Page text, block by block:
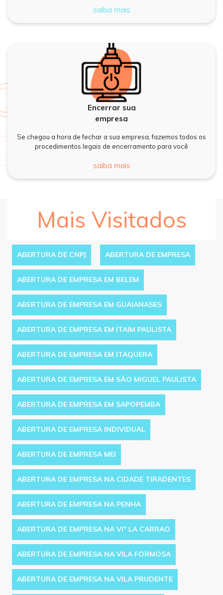
saiba mais
Encerrar sua
empresa
Se chegou a hora de fechar a sua empresa, fazemos todos os
procedimentos legais de encerramento para você
saiba mais
Mais Visitados
ABERTURA DE CNPJ ABERTURA DE EMPRESA
ABERTURA DE EMPRESA EM BELEM
ABERTURA DE EMPRESA EM GUAIANASES
ABERTURA DE EMPRESA EM ITAIM PAULISTA
ABERTURA DE EMPRESA EM ITAQUERA
ABERTURA DE EMPRESA EM SÃO MIGUEL PAULISTA
ABERTURA DE EMPRESA EM SAPOPEMBA
ABERTURA DE EMPRESA INDIVIDUAL
ABERTURA DE EMPRESA MEI
ABERTURA DE EMPRESA NA CIDADE TIRADENTES
ABERTURA DE EMPRESA NA PENHA
ABERTURA DE EMPRESA NA VI'' LA CARRAO
ABERTURA DE EMPRESA NA VILA FORMOSA
ABERTURA DE EMPRESA NA VILA PRUDENTE